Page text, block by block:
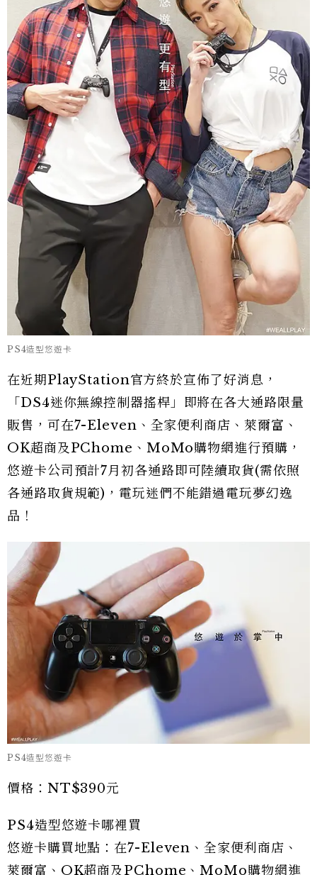
PS4造型悠遊卡
在近期PlayStation官方終於宣佈了好消息，
「DS4迷你無線控制器搖桿」即將在各大通路限量
販售，可在7-Eleven、全家便利商店、萊爾富、
OK超商及PChome、MoMo購物網進行預購，
悠遊卡公司預計7月初各通路即可陸續取貨(需依照
各通路取貨規範)，電玩迷們不能錯過電玩夢幻逸
品！
PS4造型悠遊卡
價格：NT$390元
PS4造型悠遊卡哪裡買
悠遊卡購買地點：在7-Eleven、全家便利商店、
萊爾富、OK超商及PChome、MoMo購物網進